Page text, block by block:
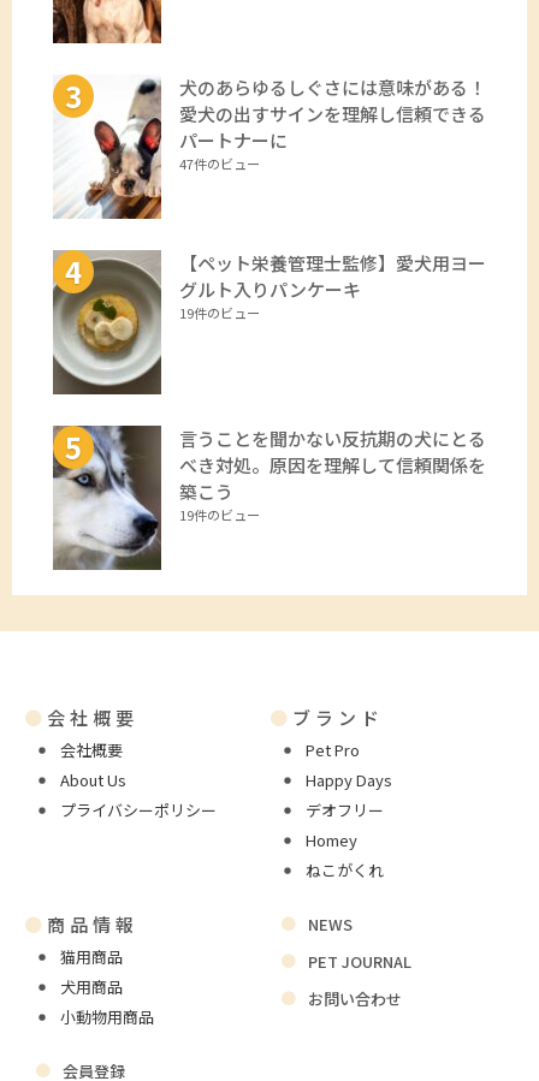
犬のあらゆるしぐさには意味がある！
愛犬の出すサインを理解し信頼できる
パートナーに
47件のビュー
【ペット栄養管理士監修】愛犬用ヨー
グルト入りパンケーキ
19件のビュー
言うことを聞かない反抗期の犬にとる
べき対処。原因を理解して信頼関係を
築こう
19件のビュー
● 会社概要
会社概要
About Us
プライバシーポリシー
● ブランド
Pet Pro
Happy Days
デオフリー
Homey
ねこがくれ
● 商品情報
猫用商品
犬用商品
小動物用商品
NEWS
PET JOURNAL
お問い合わせ
会員登録